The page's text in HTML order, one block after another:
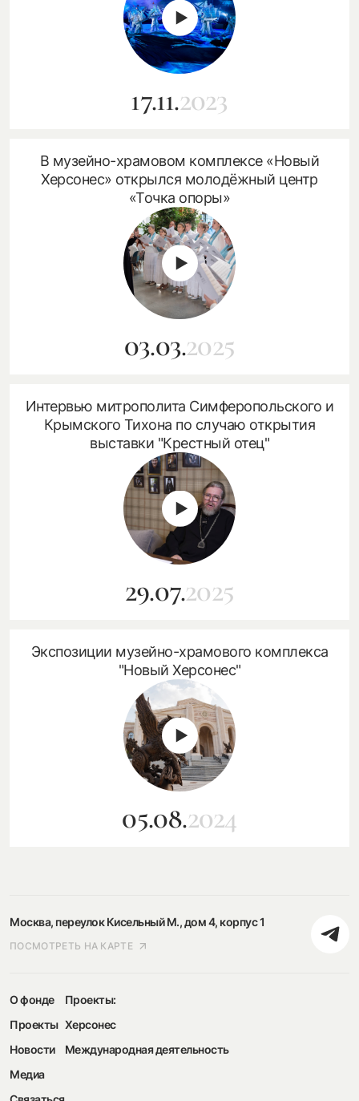
17.11.2023
В музейно-храмовом комплексе «Новый
Херсонес» открылся молодёжный центр
«Точка опоры»
03.03.2025
Интервью митрополита Симферопольского и
Крымского Тихона по случаю открытия
выставки "Крестный отец"
29.07.2025
Экспозиции музейно-храмового комплекса
"Новый Херсонес"
05.08.2024
Москва, переулок Кисельный М., дом 4, корпус 1
ПОСМОТРЕТЬ НА КАРТЕ
О фонде
Проекты
Новости
Медиа
Проекты:
Херсонес
Международная деятельность